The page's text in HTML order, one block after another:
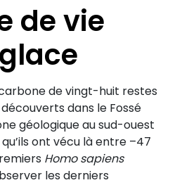
de vie
de vingt-huit restes
dans le Fossé
géologique au sud-ouest
ont vécu là entre –47
Homo sapiens
les derniers